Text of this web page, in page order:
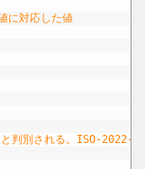
対応した値
別される。ISO-2022-